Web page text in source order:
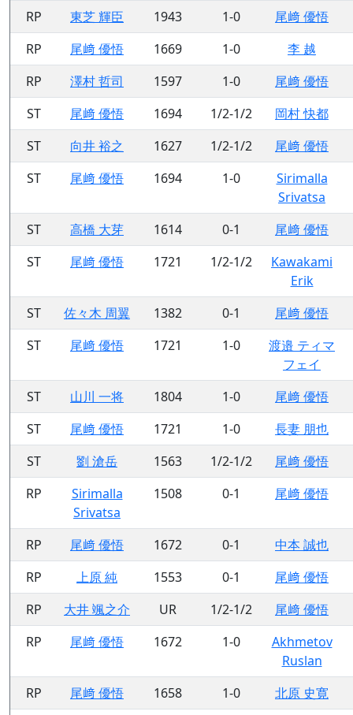
RP
東芝 輝臣 1943 1-0
尾﨑 優悟
RP
尾﨑 優悟 1669 1-0
李 越
RP
澤村 哲司 1597 1-0
尾﨑 優悟
ST
尾﨑 優悟 1694 1/2-1/2
岡村 快都
ST
向井 裕之 1627 1/2-1/2
尾﨑 優悟
ST
尾﨑 優悟 1694 1-0
Sirimalla
Srivatsa
ST
高橋 大芽 1614 0-1
尾﨑 優悟
ST
尾﨑 優悟 1721 1/2-1/2
Kawakami
Erik
ST
佐々木 周翼 1382 0-1
尾﨑 優悟
ST
尾﨑 優悟 1721 1-0
渡邉 ティマ
フェイ
ST
山川 一将 1804 1-0
尾﨑 優悟
ST
尾﨑 優悟 1721 1-0
長妻 朋也
ST
劉 滄岳 1563 1/2-1/2
尾﨑 優悟
RP
Sirimalla
Srivatsa
1508 0-1 尾﨑 優悟
RP 尾﨑 優悟 1672 0-1
中本 誠也
RP
上原 純 1553 0-1
尾﨑 優悟
RP
大井 颯之介 UR 1/2-1/2
尾﨑 優悟
RP
尾﨑 優悟 1672 1-0
Akhmetov
Ruslan
RP
尾﨑 優悟 1658 1-0
北原 史寛